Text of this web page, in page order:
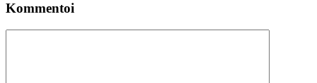
Kommentoi